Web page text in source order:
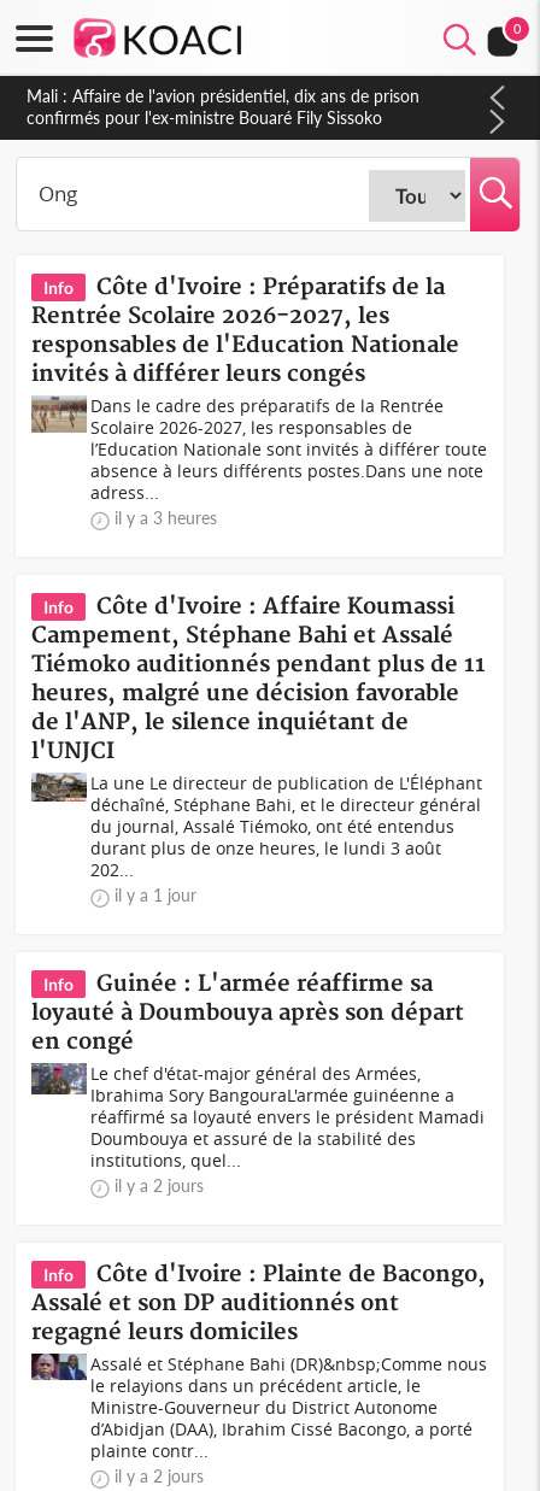
0
Nigeria : Le Togo et le Cameroun principaux acheteurs des
produits de la raffinerie Dangote en juillet
Info
Côte d'Ivoire : Préparatifs de la
Rentrée Scolaire 2026-2027, les
responsables de l'Education Nationale
invités à différer leurs congés
Dans le cadre des préparatifs de la Rentrée
Scolaire 2026-2027, les responsables de
l’Education Nationale sont invités à différer toute
absence à leurs différents postes.Dans une note
adress...
il y a 3 heures
Info
Côte d'Ivoire : Affaire Koumassi
Campement, Stéphane Bahi et Assalé
Tiémoko auditionnés pendant plus de 11
heures, malgré une décision favorable
de l'ANP, le silence inquiétant de
l'UNJCI
La une Le directeur de publication de L'Éléphant
déchaîné, Stéphane Bahi, et le directeur général
du journal, Assalé Tiémoko, ont été entendus
durant plus de onze heures, le lundi 3 août
202...
il y a 1 jour
Info
Guinée : L'armée réaffirme sa
loyauté à Doumbouya après son départ
en congé
Le chef d'état-major général des Armées,
Ibrahima Sory BangouraL'armée guinéenne a
réaffirmé sa loyauté envers le président Mamadi
Doumbouya et assuré de la stabilité des
institutions, quel...
il y a 2 jours
Info
Côte d'Ivoire : Plainte de Bacongo,
Assalé et son DP auditionnés ont
regagné leurs domiciles
Assalé et Stéphane Bahi (DR)&nbsp;Comme nous
le relayions dans un précédent article, le
Ministre-Gouverneur du District Autonome
d’Abidjan (DAA), Ibrahim Cissé Bacongo, a porté
plainte contr...
il y a 2 jours